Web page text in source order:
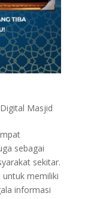
Masjid
sebagai
sekitar.
memiliki
informasi